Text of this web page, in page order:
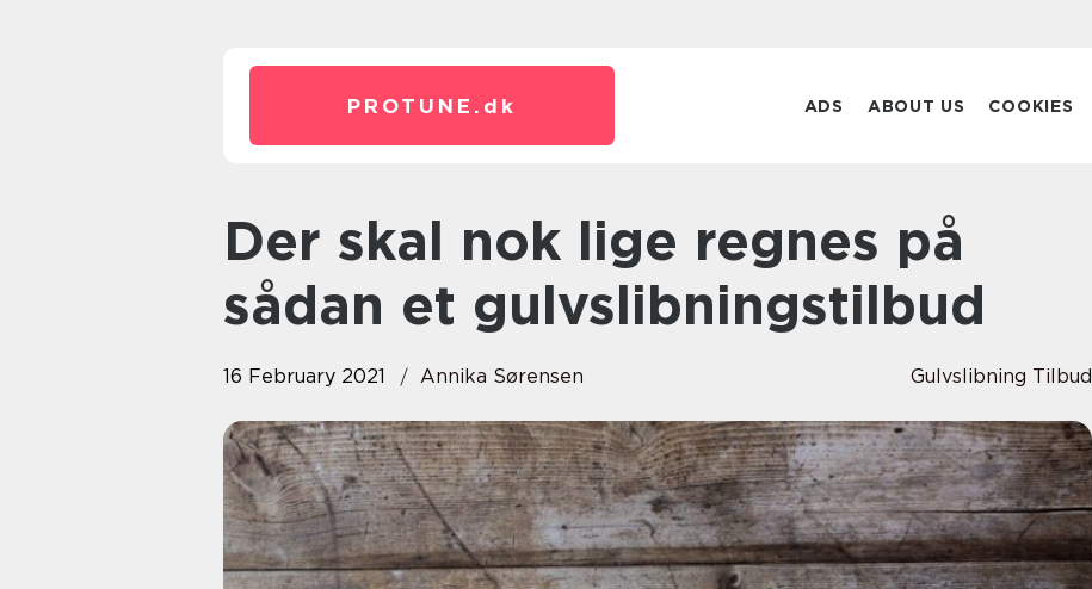
PROTUNE. dk ADS ABOUT US COOKIES
Der skal nok lige regnes på
sådan et gulvslibningstilbud
16 February 2021 Annika Sørensen Gulvslibning Tilbud